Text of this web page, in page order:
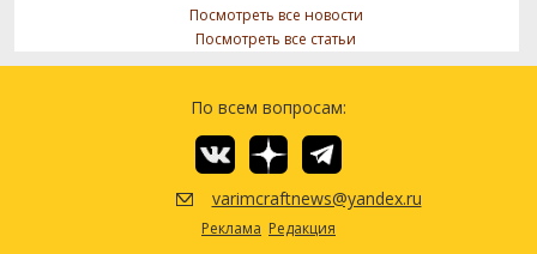
Посмотреть все новости
Посмотреть все статьи
По всем вопросам:
varimcraftnews@yandex.ru
Реклама Редакция